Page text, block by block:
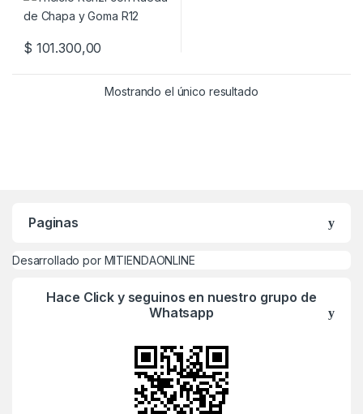
$ 101.300,00
Este producto tiene múltiples variantes. Las opciones se
Mostrando el único resultado
Paginas
Desarrollado por MITIENDAONLINE
Hace Click y seguinos en nuestro grupo de
Whatsapp